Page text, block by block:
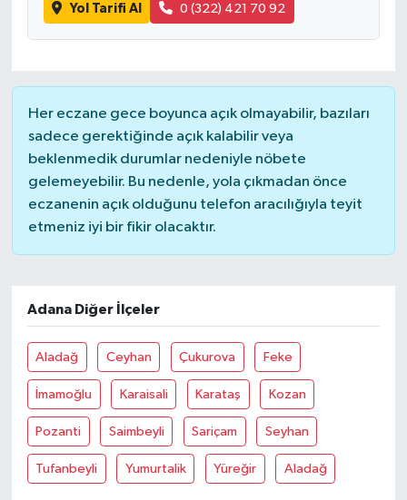
Yol Tarifi Al 0 (322) 421 70 92
Her eczane gece boyunca açık olmayabilir, bazıları
sadece gerektiğinde açık kalabilir veya
beklenmedik durumlar nedeniyle nöbete
gelemeyebilir. Bu nedenle, yola çıkmadan önce
eczanenin açık olduğunu telefon aracılığıyla teyit
etmeniz iyi bir fikir olacaktır.
Adana Diğer İlçeler
Aladağ Ceyhan Çukurova Feke
İmamoğlu Karaisali Karataş Kozan
Pozanti Saimbeyli Sariçam Seyhan
Tufanbeyli Yumurtalik Yüreğir Aladağ